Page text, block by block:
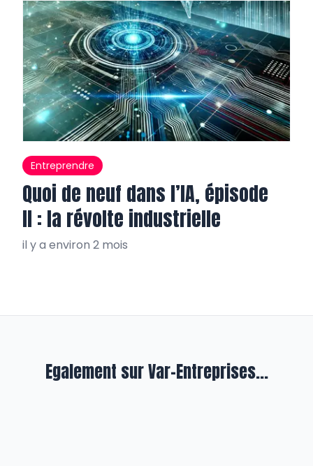
Entreprendre
Quoi de neuf dans l’IA, épisode
II : la révolte industrielle
il y a environ 2 mois
Egalement sur Var-Entreprises...